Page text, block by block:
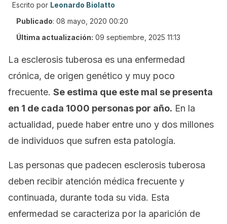
Escrito por Leonardo Biolatto
Publicado: 08 mayo, 2020 00:20
Última actualización: 09 septiembre, 2025 11:13
La esclerosis tuberosa es una enfermedad
crónica, de origen genético y muy poco
frecuente. Se estima que este mal se presenta
en 1 de cada 1000 personas por año. En la
actualidad, puede haber entre uno y dos millones
de individuos que sufren esta patología.
Las personas que padecen esclerosis tuberosa
deben recibir atención médica frecuente y
continuada, durante toda su vida. Esta
enfermedad se caracteriza por la aparición de